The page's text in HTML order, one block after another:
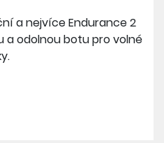
a nejvíce Endurance 2
a odolnou botu pro volné